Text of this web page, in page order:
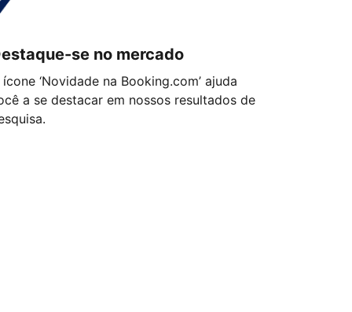
se no mercado
ícone ‘Novidade na Booking.com’ ajuda
a se destacar em nossos resultados de